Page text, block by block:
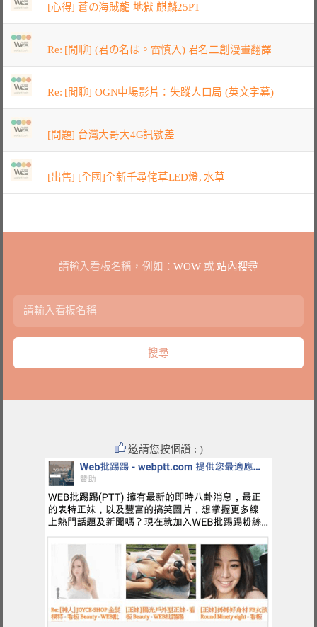
[心得] 蒼の海賊龍 地獄 麒麟25PT
Re: [閒聊] (君の名は。雷慎入) 君名二創漫畫翻譯
Re: [閒聊] OGN中場影片：失蹤人口局 (英文字幕)
[問題] 台灣大哥大4G訊號差
[出售] [全國]全新千尋侘草LED燈, 水草
請輸入看板名稱，例如：WOW或 站內搜尋
邀請您按個讚 : )